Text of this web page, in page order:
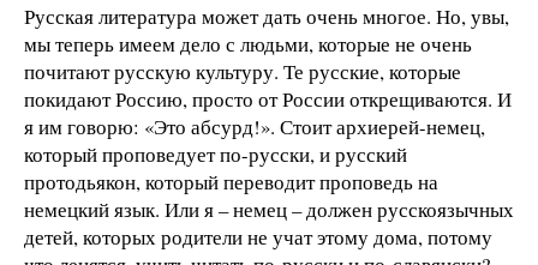
Русская литература может дать очень многое. Но, увы,
мы теперь имеем дело с людьми, которые не очень
почитают русскую культуру. Те русские, которые
покидают Россию, просто от России открещиваются. И
я им говорю: «Это абсурд!». Стоит архиерей-немец,
который проповедует по-русски, и русский
протодьякон, который переводит проповедь на
немецкий язык. Или я – немец – должен русскоязычных
детей, которых родители не учат этому дома, потому